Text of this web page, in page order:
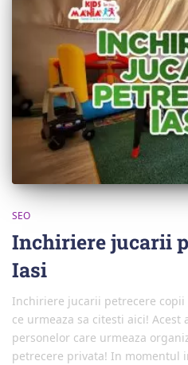
SEO
Inchiriere jucarii
Iasi
Inchiriere jucarii petrecere copii
ce urmeaza sa citesti aici! Acest
personelor care urmeaza
petrecere privata! In momentul